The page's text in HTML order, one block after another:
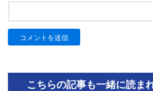
こちらの記事も一緒に読ま